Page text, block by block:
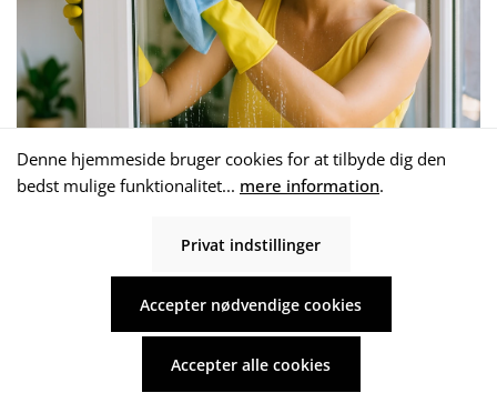
Yderligere komponenter
Husholdnings- og havesæt
Det komplette regnvandscisternesæt til hus og
have er den ideelle løsning, hvis regnvandet ikke
Denne hjemmeside bruger cookies for at tilbyde dig den
bedst mulige funktionalitet... mere information.
Privat indstillinger
Accepter nødvendige cookies
Accepter alle cookies